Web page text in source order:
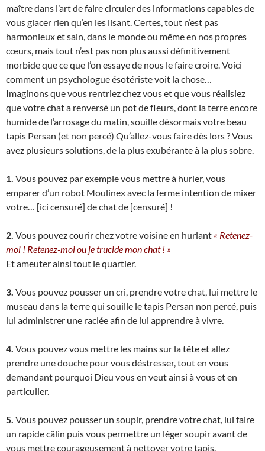
maître dans l’art de faire circuler des informations capables de
vous glacer rien qu’en les lisant. Certes, tout n’est pas
harmonieux et sain, dans le monde ou même en nos propres
cœurs, mais tout n’est pas non plus aussi définitivement
morbide que ce que l’on essaye de nous le faire croire. Voici
comment un psychologue ésotériste voit la chose…
Imaginons que vous rentriez chez vous et que vous réalisiez
que votre chat a renversé un pot de fleurs, dont la terre encore
humide de l’arrosage du matin, souille désormais votre beau
tapis Persan (et non percé) Qu’allez-vous faire dès lors ? Vous
avez plusieurs solutions, de la plus exubérante à la plus sobre.
1. Vous pouvez par exemple vous mettre à hurler, vous
emparer d’un robot Moulinex avec la ferme intention de mixer
votre… [ici censuré] de chat de [censuré] !
2. Vous pouvez courir chez votre voisine en hurlant « Retenez-
moi ! Retenez-moi ou je trucide mon chat ! »
Et ameuter ainsi tout le quartier.
3. Vous pouvez pousser un cri, prendre votre chat, lui mettre le
museau dans la terre qui souille le tapis Persan non percé, puis
lui administrer une raclée afin de lui apprendre à vivre.
4. Vous pouvez vous mettre les mains sur la tête et allez
prendre une douche pour vous déstresser, tout en vous
demandant pourquoi Dieu vous en veut ainsi à vous et en
particulier.
5. Vous pouvez pousser un soupir, prendre votre chat, lui faire
un rapide câlin puis vous permettre un léger soupir avant de
vous mettre courageusement à nettoyer votre tapis.